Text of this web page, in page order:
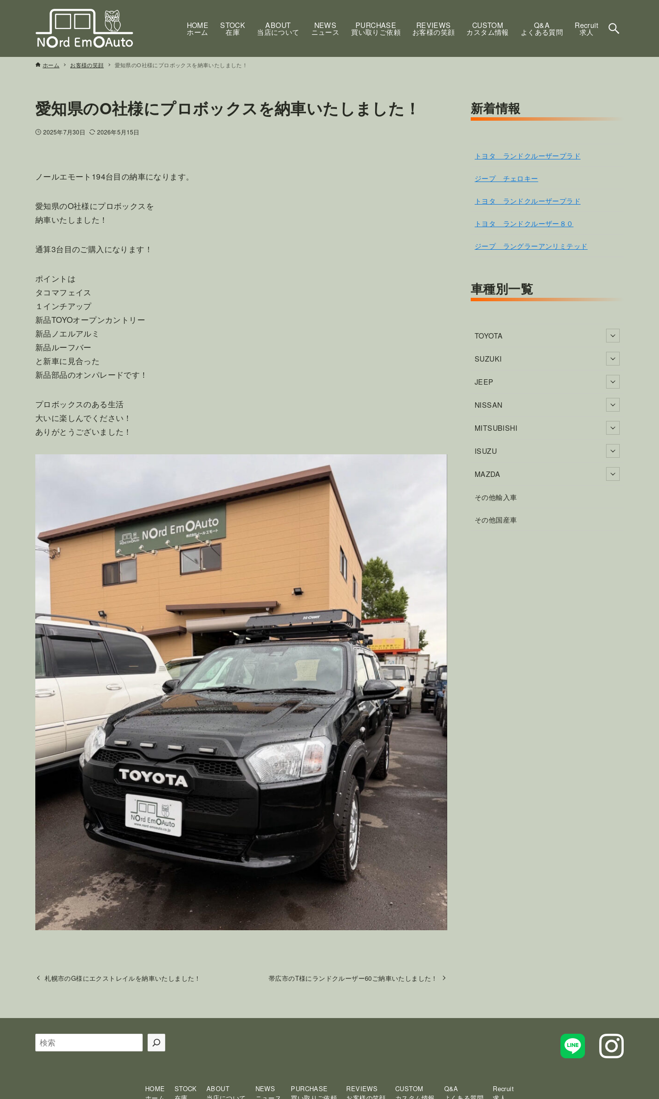
HOME
ホーム
STOCK
在庫
ABOUT
当店について
NEWS
ニュース
PURCHASE
買い取りご依頼
REVIEWS
お客様の笑顔
CUSTOM
カスタム情報
Q&A
よくある質問
Recruit
求人
ホーム お客様の笑顔 愛知県のO社様にプロボックスを納車いたしました！
愛知県のO社様にプロボックスを納車いたしました！
2025年7月30日 2026年5月15日
ノールエモート194台目の納車になります。
愛知県のO社様にプロボックスを
納車いたしました！
通算3台目のご購入になります！
ポイントは
タコマフェイス
１インチアップ
新品TOYOオープンカントリー
新品ノエルアルミ
新品ルーフバー
と新車に見合った
新品部品のオンパレードです！
プロボックスのある生活
大いに楽しんでください！
ありがとうございました！
札幌市のG様にエクストレイルを納車いたしました！ 帯広市のT様にランドクルーザー60ご納車いたしました！
新着情報
トヨタ ランドクルーザープラド
ジープ チェロキー
トヨタ ランドクルーザープラド
トヨタ ランドクルーザー８０
ジープ ラングラーアンリミテッド
車種別一覧
TOYOTA
SUZUKI
JEEP
NISSAN
MITSUBISHI
ISUZU
MAZDA
その他輸入車
その他国産車
検
索
HOME
STOCK
ABOUT
NEWS
PURCHASE
REVIEWS
CUSTOM
Q&A
Recruit